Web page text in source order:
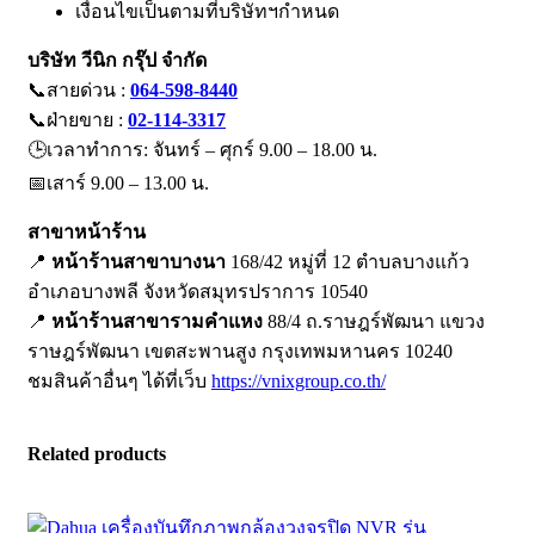
เงื่อนไขเป็นตามที่บริษัทฯกำหนด
บริษัท วีนิก กรุ๊ป จำกัด
📞สายด่วน : 064-598-8440
📞ฝ่ายขาย : 02-114-3317
🕒เวลาทำการ: จันทร์ – ศุกร์ 9.00 – 18.00 น.
📅เสาร์ 9.00 – 13.00 น.
สาขาหน้าร้าน
📍 หน้าร้านสาขาบางนา 168/42 หมู่ที่ 12 ตำบลบางแก้ว
อำเภอบางพลี จังหวัดสมุทรปราการ 10540
📍 หน้าร้านสาขารามคำแหง 88/4 ถ.ราษฎร์พัฒนา แขวง
ราษฎร์พัฒนา เขตสะพานสูง กรุงเทพมหานคร 10240
ชมสินค้าอื่นๆ ได้ที่เว็บ https://vnixgroup.co.th/
Related products